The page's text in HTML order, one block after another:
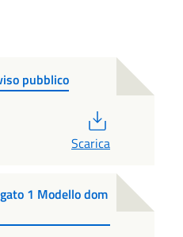
pubblico
Scarica
1 Modello dom